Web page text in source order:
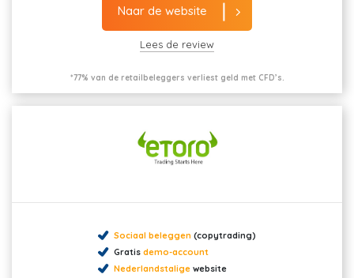
Naar de website
Lees de review
*77% van de retailbeleggers verliest geld met CFD’s.
Sociaal beleggen (copytrading)
Gratis demo-account
Nederlandstalige website